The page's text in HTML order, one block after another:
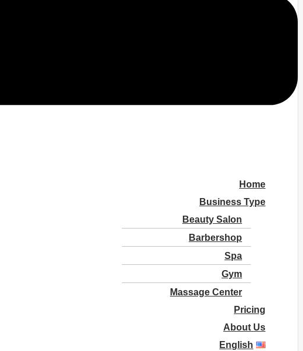
Home
Business Type
Beauty Salon
Barbershop
Spa
Gym
Massage Center
Pricing
About Us
English